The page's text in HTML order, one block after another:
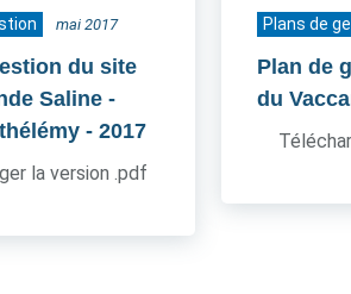
mai 2017
du site
Saline -
- 2017
la version .pdf
Plans de
Plan de
du